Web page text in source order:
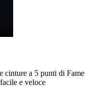
cinture a 5 punti di Fame
e veloce